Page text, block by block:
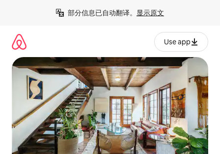
部分信息已自动翻译。 显示原文
Use app